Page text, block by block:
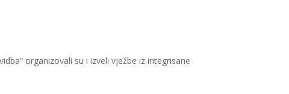
organizovali su i izveli vježbe iz integrisane